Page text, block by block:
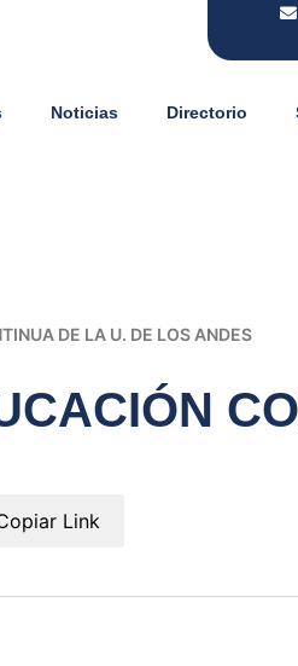
Noticias Directorio
DE LA U. DE LOS ANDES
Link